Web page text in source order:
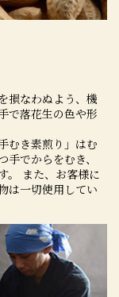
損なわぬよう、機
で落花生の色や形
むき素煎り」はむ
でからをむき、
。 また、お客様に
は一切使用してい